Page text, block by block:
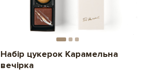
Набір цукерок Карамельна
вечірка